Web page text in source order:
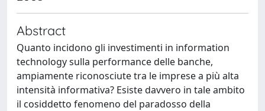
Abstract
Quanto incidono gli investimenti in information
technology sulla performance delle banche,
ampiamente riconosciute tra le imprese a più alta
intensità informativa? Esiste davvero in tale ambito
il cosiddetto fenomeno del paradosso della